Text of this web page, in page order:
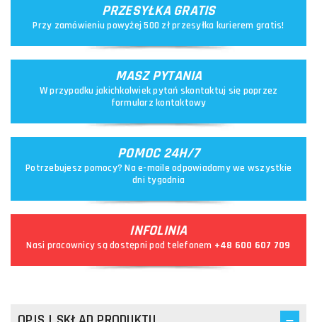
PRZESYŁKA GRATIS
Przy zamówieniu powyżej 500 zł przesyłka kurierem gratis!
MASZ PYTANIA
W przypadku jakichkolwiek pytań skontaktuj się poprzez
formularz kontaktowy
POMOC 24H/7
Potrzebujesz pomocy? Na e-maile odpowiadamy we wszystkie
dni tygodnia
INFOLINIA
Nasi pracownicy są dostępni pod telefonem +48 600 607 709